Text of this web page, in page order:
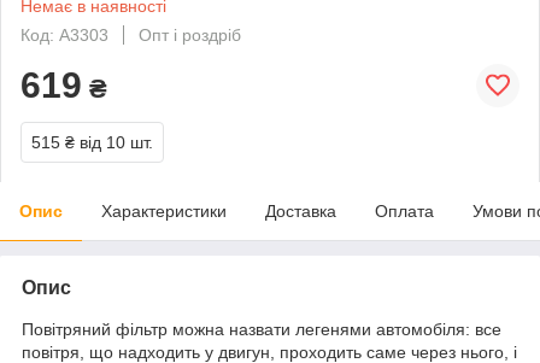
Немає в наявності
Код: A3303
Опт і роздріб
619 ₴
515 ₴ від 10 шт.
Опис Характеристики Доставка Оплата Умови
Опис
Повітряний фільтр можна назвати легенями автомобіля: все
повітря, що надходить у двигун, проходить саме через нього, і